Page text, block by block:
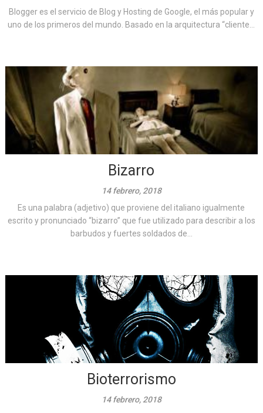
Blogger es el servicio de Blog y Hosting de Google, el más popular y
uno de los primeros del mundo. Basado en la arquitectura “cliente...
Bizarro
14 febrero, 2018
Es una palabra (adjetivo) que proviene del italiano igualmente
escrito y pronunciado “bizarro” que fue utilizado para describir a los
barbudos y fuertes soldados de...
Bioterrorismo
14 febrero, 2018